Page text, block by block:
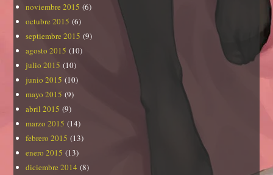
noviembre 2015 (6)
octubre 2015 (6)
septiembre 2015 (9)
agosto 2015 (10)
julio 2015 (10)
junio 2015 (10)
mayo 2015 (9)
abril 2015 (9)
marzo 2015 (14)
febrero 2015 (13)
enero 2015 (13)
diciembre 2014 (8)